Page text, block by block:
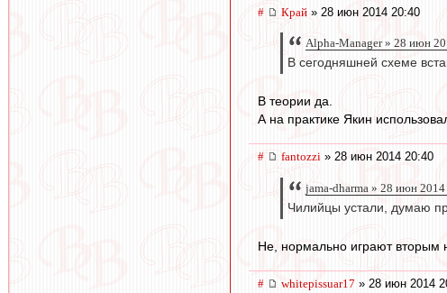
# Край » 28 июн 2014 20:40
Alpha-Manager » 28 июн
В сегодняшней схеме
В теории да.
А на практике Якин
# fantozzi » 28 июн 2014 20:40
jama-dharma » 28 июн
Чилийцы устали, думаю
Не, нормально играют вторым
# whitepissuar17 » 28 июн 2014